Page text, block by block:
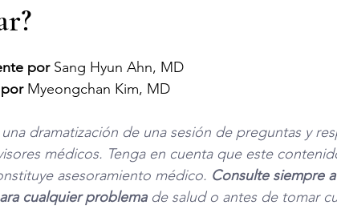
por Sang Hyun Ahn, MD
Myeongchan Kim, MD
dramatización de una sesión de preguntas y
médicos. Tenga en cuenta que este
asesoramiento médico. Consulte siempre
cualquier problema de salud o antes de tomar